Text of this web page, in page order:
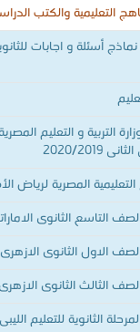
التعليمية والكتب
أسئلة و اجابات
التربية و التعليم
2020/2019
المصرية لرياض
التاسع الثانوى
الاول الثانوى الازهرى
الثالث الثانوى الازهرى
الثانوية للتعليم الليبى